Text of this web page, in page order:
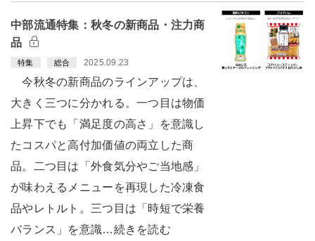
中部流通特集：秋冬の新商品・注力商
品
特集 総合 2025.09.23
今秋冬の新商品のラインアップは、
大きく三つに分かれる。一つ目は物価
上昇下でも「満足度の高さ」を意識し
たコスパと高付加価値の両立した商
品。二つ目は「外食気分やご当地感」
が味わえるメニューを再現した冷凍食
品やレトルト。三つ目は「時短で栄養
バランス」を意識…続きを読む